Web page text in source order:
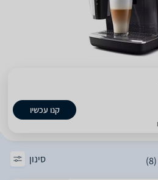
קנו עכשיו
(8) סינון